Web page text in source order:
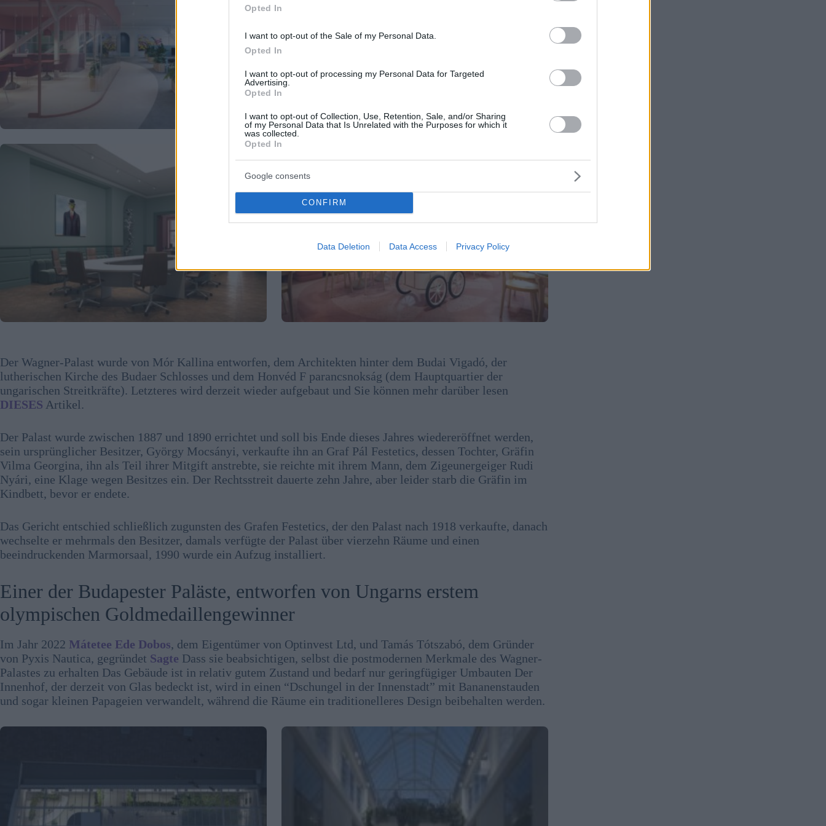
Opted In
I want to opt-out of the Sale of my Personal Data.
Opted In
I want to opt-out of processing my Personal Data for Targeted
Advertising.
Opted In
I want to opt-out of Collection, Use, Retention, Sale, and/or Sharing
of my Personal Data that Is Unrelated with the Purposes for which it
was collected.
Opted In
Google consents
CONFIRM
Data Deletion Data Access Privacy Policy
Der Wagner-Palast wurde von Mór Kallina entworfen, dem Architekten hinter dem Budai Vigadó, der
lutherischen Kirche des Budaer Schlosses und dem Honvéd F parancsnokság (dem Hauptquartier der
ungarischen Streitkräfte). Letzteres wird derzeit wieder aufgebaut und Sie können mehr darüber lesen
DIESES Artikel.
Der Palast wurde zwischen 1887 und 1890 errichtet und soll bis Ende dieses Jahres wiedereröffnet werden,
sein ursprünglicher Besitzer, György Mocsányi, verkaufte ihn an Graf Pál Festetics, dessen Tochter, Gräfin
Vilma Georgina, ihn als Teil ihrer Mitgift anstrebte, sie reichte mit ihrem Mann, dem Zigeunergeiger Rudi
Nyári, eine Klage wegen Besitzes ein. Der Rechtsstreit dauerte zehn Jahre, aber leider starb die Gräfin im
Kindbett, bevor er endete.
Das Gericht entschied schließlich zugunsten des Grafen Festetics, der den Palast nach 1918 verkaufte, danach
wechselte er mehrmals den Besitzer, damals verfügte der Palast über vierzehn Räume und einen
beeindruckenden Marmorsaal, 1990 wurde ein Aufzug installiert.
Einer der Budapester Paläste, entworfen von Ungarns erstem
olympischen Goldmedaillengewinner
Im Jahr 2022 Mátetee Ede Dobos, dem Eigentümer von Optinvest Ltd, und Tamás Tótszabó, dem Gründer
von Pyxis Nautica, gegründet Sagte Dass sie beabsichtigen, selbst die postmodernen Merkmale des Wagner-
Palastes zu erhalten Das Gebäude ist in relativ gutem Zustand und bedarf nur geringfügiger Umbauten Der
Innenhof, der derzeit von Glas bedeckt ist, wird in einen “Dschungel in der Innenstadt” mit Bananenstauden
und sogar kleinen Papageien verwandelt, während die Räume ein traditionelleres Design beibehalten werden.